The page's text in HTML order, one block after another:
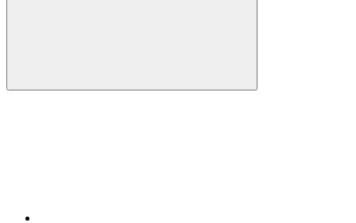
Compartilhar